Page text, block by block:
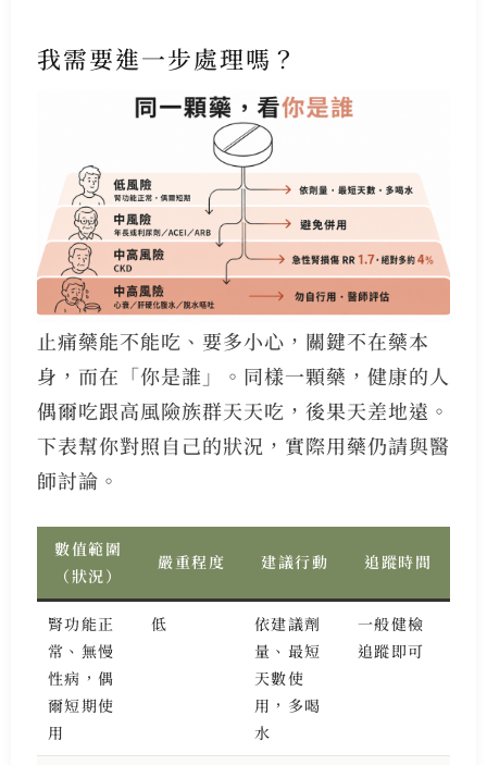
我需要進一步處理嗎？
止痛藥能不能吃、要多小心，關鍵不在藥本
身，而在「你是誰」。同樣一顆藥，健康的人
偶爾吃跟高風險族群天天吃，後果天差地遠。
下表幫你對照自己的狀況，實際用藥仍請與醫
師討論。
數值範圍
（狀況）
嚴重程度 建議行動 追蹤時間
腎功能正
常、無慢
性病，偶
爾短期使
用
低
依建議劑
量、最短
天數使
用，多喝
水
一般健檢
追蹤即可